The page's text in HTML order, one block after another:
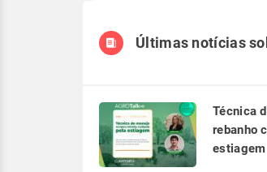
Últimas notícias
Técnica
rebanho
estiagem